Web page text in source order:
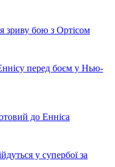
зриву бою з Ортісом
перед боєм у Нью-
до Енніса
у супербої за